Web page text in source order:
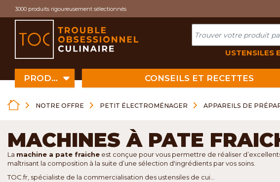
3000 produits rigoureusement sélectionnés
USTENSILES
PRODUITS CONSEILS ET RECETTES
NOTRE OFFRE PETIT ÉLECTROMÉNAGER APPAREILS DE
MACHINES À PATE
La machine a pate fraiche est conçue pour vous permettre de réaliser
maîtrisant la composition à la suite d’une sélection d'ingrédients par vos soins.
TOC.fr, spécialiste de la commercialisation des ustensiles de cui...